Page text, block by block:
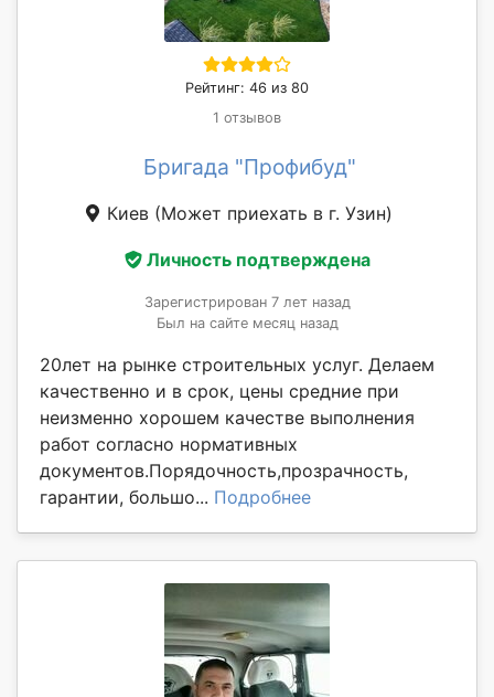
Рейтинг: 46 из 80
1 отзывов
Бригада "Профибуд"
Киев (Может приехать в г. Узин)
Личность подтверждена
Зарегистрирован 7 лет назад
Был на сайте месяц назад
20лет на рынке строительных услуг. Делаем
качественно и в срок, цены средние при
неизменно хорошем качестве выполнения
работ согласно нормативных
документов.Порядочность,прозрачность,
гарантии, большо... Подробнее